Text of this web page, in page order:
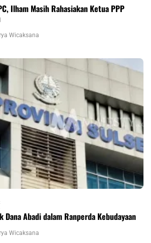
Ilham Masih Rahasiakan Ketua PPP
Wicaksana
Dana Abadi dalam Ranperda Kebudayaan
Wicaksana